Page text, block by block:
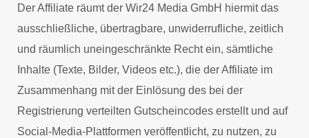
Der Affiliate räumt der Wir24 Media GmbH hiermit das
ausschließliche, übertragbare, unwiderrufliche, zeitlich
und räumlich uneingeschränkte Recht ein, sämtliche
Inhalte (Texte, Bilder, Videos etc.), die der Affiliate im
Zusammenhang mit der Einlösung des bei der
Registrierung verteilten Gutscheincodes erstellt und auf
Social-Media-Plattformen veröffentlicht, zu nutzen, zu